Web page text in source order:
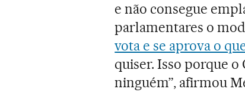
e não consegue
parlamentares o
vota e se aprova o
quiser. Isso porque o
ninguém”, afirmou